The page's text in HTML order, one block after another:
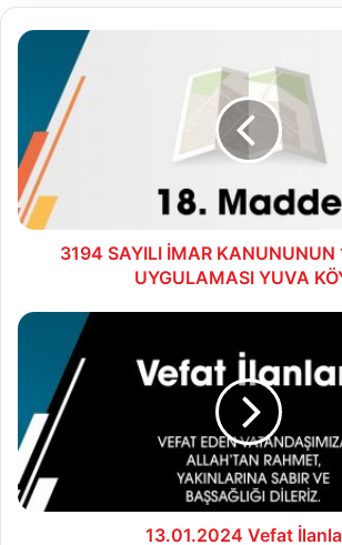
3194
KANUNUNUN
18.
MADDE
UYGULAMASI
YUVA
KÖYÜ
3194 SAYILI İMAR KANUNUNUN
UYGULAMASI YUVA
13.01.2024
13.01.2024 Vefat